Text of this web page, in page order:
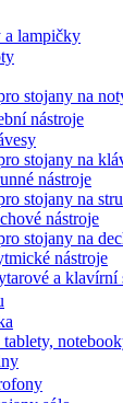
a lampičky
stojany na
nástroje
stojany na
nástroje
stojany na
nástroje
stojany na
nástroje
a klavírní